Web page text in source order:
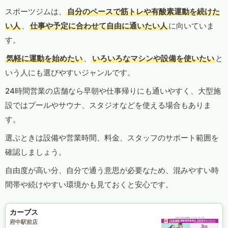
スポーツジムは、
自分のペースで筋トレや有酸素運動を続けた
い人 、 仕事や予定に合わせて自由に通いたい人に向いていま
す。
気軽に運動を始めたい 、 いろいろなマシンや設備を使いたい と
いう人にも選びやすいジャンルです。
24時間営業の店舗なら早朝や仕事帰りにも通いやすく、大型施
設ではプールやサウナ、スタジオなどを使える場合もありま
す。
選ぶときは設備や営業時間、料金、スタッフのサポート範囲を
確認しましょう。
自由度が高い分、自分で通う意思が必要なため、混みやすい時
間帯や続けやすい環境かも見ておくと安心です。
カーブス
府中駅前店